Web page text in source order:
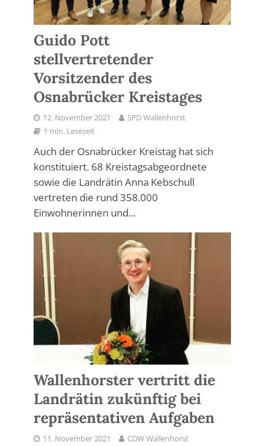
Guido Pott
stellvertretender
Vorsitzender des
Osnabrücker Kreistages
12. November 2021
SPD Wallenhorst
1 min. Lesezeit
Auch der Osnabrücker Kreistag hat sich
konstituiert. 68 Kreistagsabgeordnete
sowie die Landrätin Anna Kebschull
vertreten die rund 358.000
Einwohnerinnen und...
Wallenhorster vertritt die
Landrätin zukünftig bei
repräsentativen Aufgaben
11. November 2021
CDW Wallenhorst